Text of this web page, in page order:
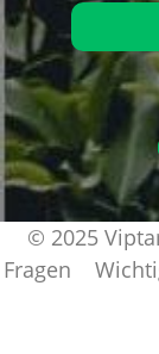
© 2025
Fragen